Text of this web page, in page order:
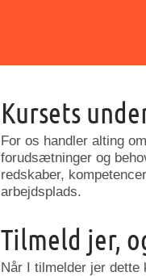
Kursets
For os handler alting
forudsætninger og
redskaber,
arbejdsplads.
Tilmeld jer,
Når I tilmelder jer dette